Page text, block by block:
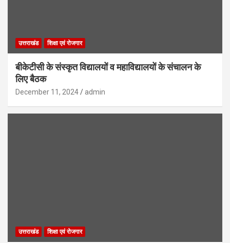
उत्तराखंड शिक्षा एवं रोजगार
बीकेटीसी के संस्कृत विद्यालयों व महाविद्यालयों के संचालन के
लिए बैठक
December 11, 2024 admin
उत्तराखंड शिक्षा एवं रोजगार